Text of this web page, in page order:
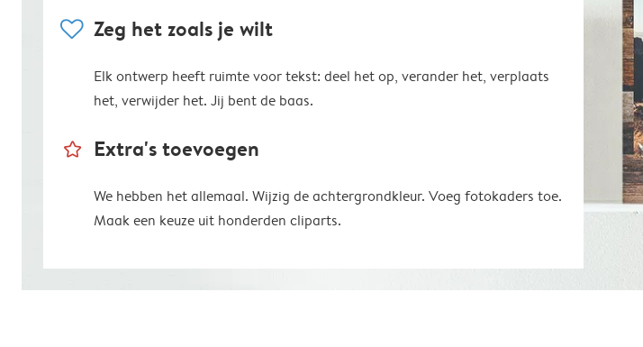
heart Zeg het zoals je wilt
Elk ontwerp heeft ruimte voor tekst: deel het op, verander het, verplaats
het, verwijder het. Jij bent de baas.
star_outline Extra's toevoegen
We hebben het allemaal. Wijzig de achtergrondkleur. Voeg fotokaders toe.
Maak een keuze uit honderden cliparts.